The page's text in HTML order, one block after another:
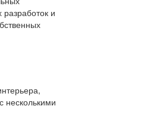
и
несколькими